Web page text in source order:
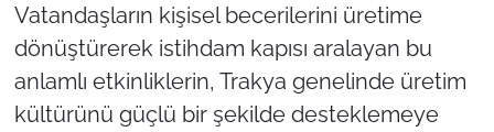
Vatandaşların kişisel becerilerini üretime
dönüştürerek istihdam kapısı aralayan bu
anlamlı etkinliklerin, Trakya genelinde üretim
kültürünü güçlü bir şekilde desteklemeye